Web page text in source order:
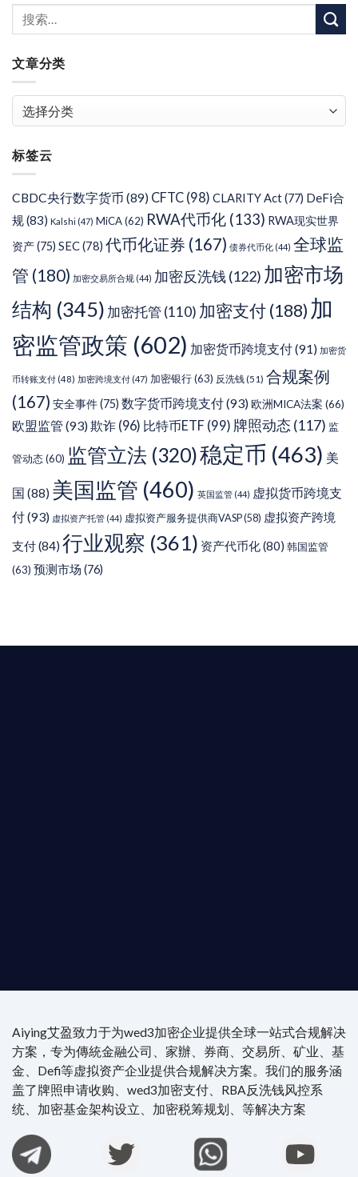
文章分类
章
类
标签云
CBDC央行数字货币 (89) CFTC (98) CLARITY Act(77) DeFi合
规(83) Kalshi (47) MiCA(62) RWA代币化 (133) RWA现实世界
资产(75) SEC(78) 代币化证券 (167) 债券代币化 (44) 全球监
管 (180) 加密交易所合规 (44) 加密反洗钱 (122) 加密市场
结构 (345) 加密托管 (110) 加密支付 (188) 加
密监管政策 (602) 加密货币跨境支付(91) 加密货
币转账支付 (48) 加密跨境支付 (47) 加密银行(63) 反洗钱(51) 合规案例
(167) 安全事件(75) 数字货币跨境支付(93)欧洲MICA法案 (66)
欧盟监管 (93)欺诈 (96) 比特币ETF (99) 牌照动态 (117) 监
管动态(60) 监管立法 (320)稳定币 (463) 美
国 (88) 美国监管 (460) 英国监管 (44) 虚拟货币跨境支
付(93) 虚拟资产托管 (44) 虚拟资产服务提供商VASP(58) 虚拟资产跨境
支付(84) 行业观察 (361) 资产代币化(80) 韩国监管
(63) 预测市场 (76)
Aiying艾盈致力于为wed3加密企业提供全球一站式合规解决
方案，专为傳統金融公司、家辦、券商、交易所、矿业、基
金、Defi等虚拟资产企业提供合规解决方案。我们的服务涵
盖了牌照申请收购、wed3加密支付、RBA反洗钱风控系
统、加密基金架构设立、加密税筹规划、等解决方案